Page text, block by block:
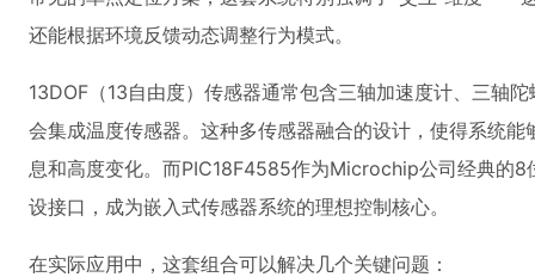
还能根据环境反馈动态调整行为模式。
13DOF（13自由度）传感器通常包含三轴加速度计、三轴
会集成温度传感器。这种多传感器融合的设计，使得系统
息和高度变化。而PIC18F4585作为Microchip公司经典的8
设接口，成为嵌入式传感器系统的理想控制核心。
在实际应用中，这套组合可以解决几个关键问题：